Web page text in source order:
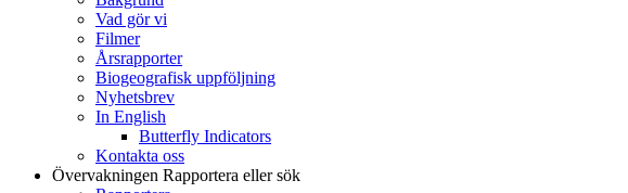
Vad gör vi
Filmer
Årsrapporter
Biogeografisk uppföljning
Nyhetsbrev
In English
Butterfly Indicators
Kontakta oss
Övervakningen Rapportera eller sök